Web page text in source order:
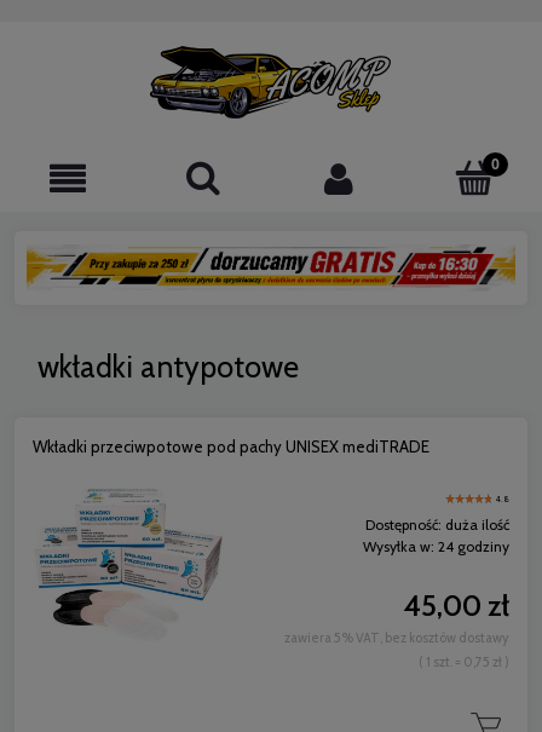
wkładki antypotowe
Wkładki przeciwpotowe pod pachy UNISEX mediTRADE
4.8
Dostępność: duża ilość
Wysyłka w: 24 godziny
45,00 zł
zawiera 5% VAT, bez kosztów dostawy
( 1 szt. = 0,75 zł )